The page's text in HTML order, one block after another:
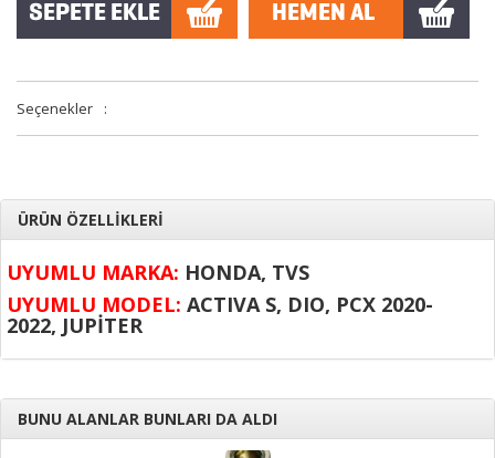
Seçenekler :
ÜRÜN ÖZELLİKLERİ
UYUMLU MARKA: HONDA, TVS
UYUMLU MODEL: ACTIVA S, DIO, PCX 2020-
2022, JUPİTER
BUNU ALANLAR BUNLARI DA ALDI